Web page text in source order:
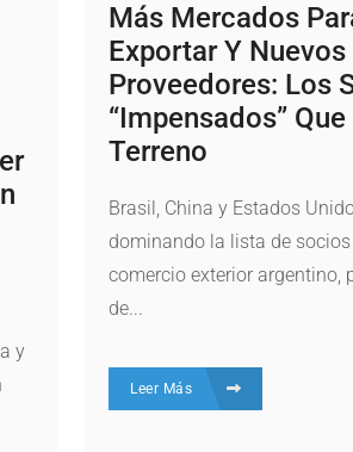
y
Más Mercados
Exportar Y Nuevos
Proveedores: Los
“impensados” Que
Terreno
Brasil, China y Estados
dominando la lista de socios
comercio exterior argentino,
de...
Leer Más